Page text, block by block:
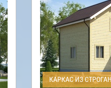
КАРКАС ИЗ